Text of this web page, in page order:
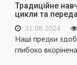
Традиційне
цикли та
31.08.2024
Наші предки
глибоко